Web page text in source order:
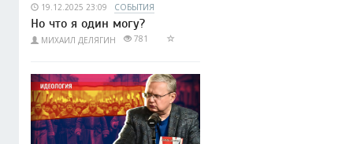
19.12.2025 23:09 СОБЫТИЯ
Но что я один могу?
МИХАИЛ ДЕЛЯГИН 781